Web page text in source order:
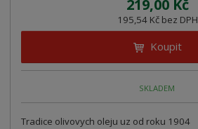
219,00 Kč
195,54 Kč bez DPH
Koupit
SKLADEM
Tradice olivovych oleju uz od roku 1904